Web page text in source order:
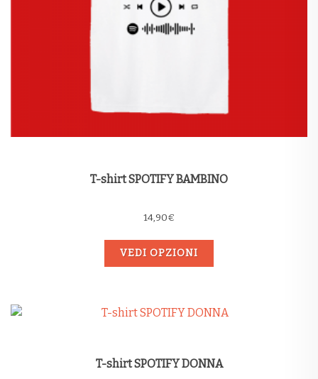
T-shirt SPOTIFY BAMBINO
14,90€
VEDI OPZIONI
T-shirt SPOTIFY DONNA